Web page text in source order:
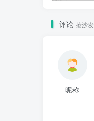
评论 抢沙发
昵称